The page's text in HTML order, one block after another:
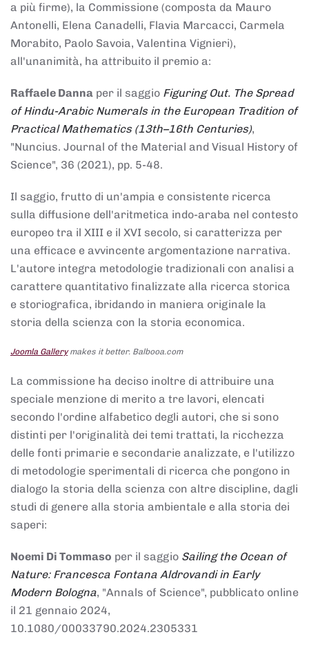
a più firme), la Commissione (composta da Mauro
Antonelli, Elena Canadelli, Flavia Marcacci, Carmela
Morabito, Paolo Savoia, Valentina Vignieri),
all'unanimità, ha attribuito il premio a:
Raffaele Danna per il saggio Figuring Out. The Spread
of Hindu-Arabic Numerals in the European Tradition of
Practical Mathematics (13th–16th Centuries),
"Nuncius. Journal of the Material and Visual History of
Science", 36 (2021), pp. 5-48.
Il saggio, frutto di un'ampia e consistente ricerca
sulla diffusione dell'aritmetica indo-araba nel contesto
europeo tra il XIII e il XVI secolo, si caratterizza per
una efficace e avvincente argomentazione narrativa.
L'autore integra metodologie tradizionali con analisi a
carattere quantitativo finalizzate alla ricerca storica
e storiografica, ibridando in maniera originale la
storia della scienza con la storia economica.
Joomla Gallerymakes it better. Balbooa.com
La commissione ha deciso inoltre di attribuire una
speciale menzione di merito a tre lavori, elencati
secondo l'ordine alfabetico degli autori, che si sono
distinti per l'originalità dei temi trattati, la ricchezza
delle fonti primarie e secondarie analizzate, e l'utilizzo
di metodologie sperimentali di ricerca che pongono in
dialogo la storia della scienza con altre discipline, dagli
studi di genere alla storia ambientale e alla storia dei
saperi:
Noemi Di Tommaso per il saggio Sailing the Ocean of
Nature: Francesca Fontana Aldrovandi in Early
Modern Bologna, "Annals of Science", pubblicato online
il 21 gennaio 2024,
10.1080/00033790.2024.2305331